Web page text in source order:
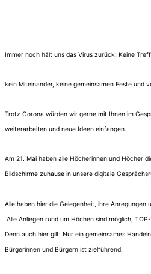
Immer noch hält uns das Virus zurück: Keine
kein Miteinander, keine gemeinsamen Feste und
Trotz Corona würden wir gerne mit Ihnen im
weiterarbeiten und neue Ideen einfangen.
Am 21. Mai haben alle Höcherinnen und Höcher
Bildschirme zuhause in unsere digitale
Alle haben hier die Gelegenheit, ihre Anregungen
Alle Anliegen rund um Höchen sind möglich,
Denn auch hier gilt: Nur ein gemeinsames
Bürgerinnen und Bürgern ist zielführend.